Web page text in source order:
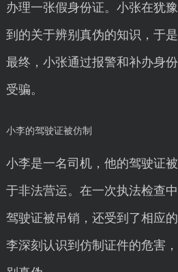
办理一张假身份证。小张在犹
到的关于辨别真伪的知识，于
最终，小张通过报警和补办身
受骗。
小李的驾驶证被仿制
小李是一名司机，他的驾驶证
于非法营运。在一次执法检查
驾驶证被吊销，还受到了相应
李深刻认识到仿制证件的危害